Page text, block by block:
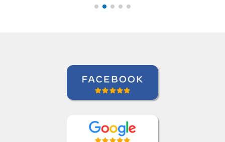
Sumidenso do Brasil